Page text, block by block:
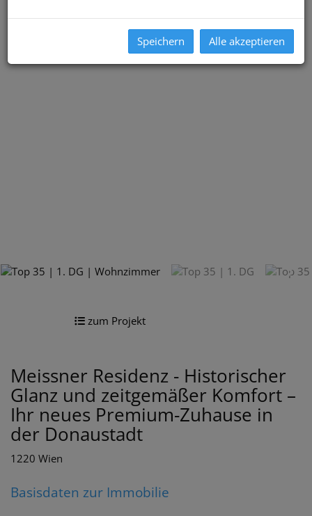
zum Projekt
Meissner Residenz - Historischer
Glanz und zeitgemäßer Komfort –
Ihr neues Premium-Zuhause in
der Donaustadt
1220 Wien
Basisdaten zur Immobilie
Speichern Alle akzeptieren